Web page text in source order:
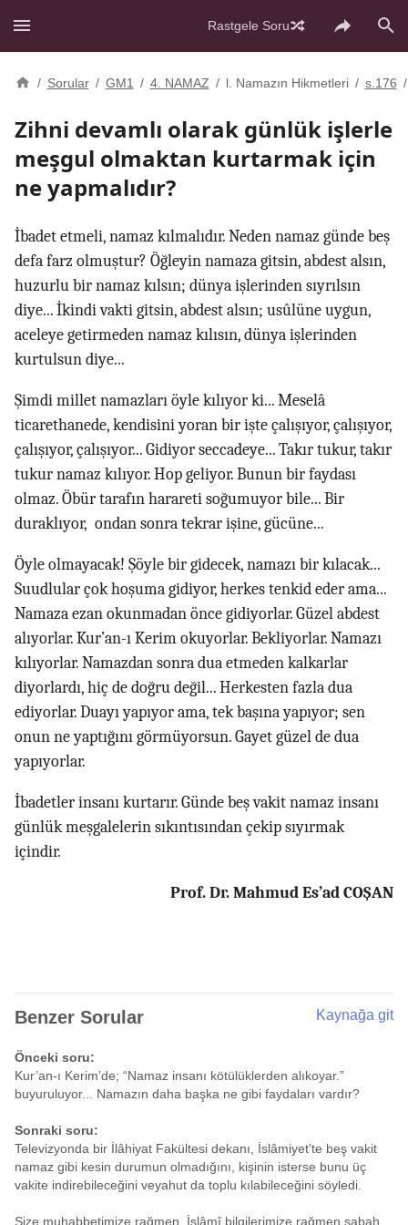
Rastgele Soru
/ Sorular / GM1 / 4. NAMAZ / l. Namazın Hikmetleri / s.176 /
Zihni devamlı olarak günlük işlerle
meşgul olmaktan kurtarmak için
ne yapmalıdır?
İbadet etmeli, namaz kılmalıdır. Neden namaz günde beş
defa farz olmuştur? Öğleyin namaza gitsin, abdest alsın,
huzurlu bir namaz kılsın; dünya işlerinden sıyrılsın
diye... İkindi vakti gitsin, abdest alsın; usûlüne uygun,
aceleye getirmeden namaz kılısın, dünya işlerinden
kurtulsun diye...
Şimdi millet namazları öyle kılıyor ki... Meselâ
ticarethanede, kendisini yoran bir işte çalışıyor, çalışıyor,
çalışıyor, çalışıyor... Gidiyor seccadeye... Takır tukur, takır
tukur namaz kılıyor. Hop geliyor. Bunun bir faydası
olmaz. Öbür tarafın harareti soğumuyor bile... Bir
duraklıyor, ondan sonra tekrar işine, gücüne...
Öyle olmayacak! Şöyle bir gidecek, namazı bir kılacak...
Suudlular çok hoşuma gidiyor, herkes tenkid eder ama...
Namaza ezan okunmadan önce gidiyorlar. Güzel abdest
alıyorlar. Kur’an-ı Kerim okuyorlar. Bekliyorlar. Namazı
kılıyorlar. Namazdan sonra dua etmeden kalkarlar
diyorlardı, hiç de doğru değil... Herkesten fazla dua
ediyorlar. Duayı yapıyor ama, tek başına yapıyor; sen
onun ne yaptığını görmüyorsun. Gayet güzel de dua
yapıyorlar.
İbadetler insanı kurtarır. Günde beş vakit namaz insanı
günlük meşgalelerin sıkıntısından çekip sıyırmak
içindir.
Prof. Dr. Mahmud Es’ad COŞAN
Benzer Sorular Kaynağa git
Önceki soru:
Kur’an-ı Kerim’de; “Namaz insanı kötülüklerden alıkoyar.”
buyuruluyor... Namazın daha başka ne gibi faydaları vardır?
Sonraki soru:
Televizyonda bir İlâhiyat Fakültesi dekanı, İslâmiyet’te beş vakit
namaz gibi kesin durumun olmadığını, kişinin isterse bunu üç
vakite indirebileceğini veyahut da toplu kılabileceğini söyledi.
Size muhabbetimize rağmen, İslâmî bilgilerimize rağmen sabah